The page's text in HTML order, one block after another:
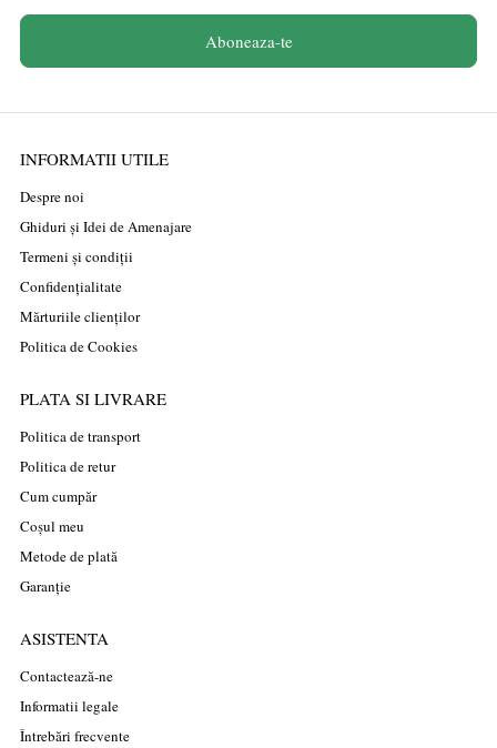
Aboneaza-te
INFORMATII UTILE
Despre noi
Ghiduri și Idei de Amenajare
Termeni și condiții
Confidențialitate
Mărturiile clienților
Politica de Cookies
PLATA SI LIVRARE
Politica de transport
Politica de retur
Cum cumpăr
Coșul meu
Metode de plată
Garanție
ASISTENTA
Contactează-ne
Informatii legale
Întrebări frecvente